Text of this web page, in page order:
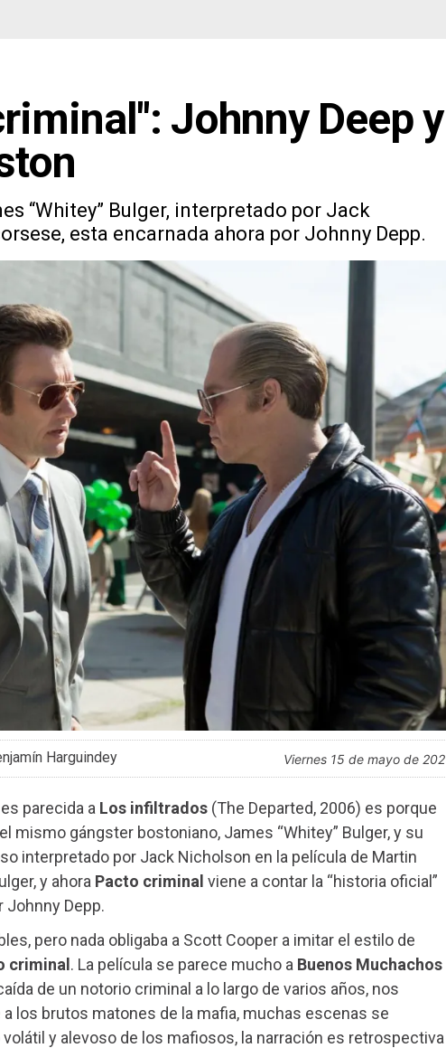
Johnny Deep y
“Whitey” Bulger, interpretado por Jack
esta encarnada ahora por Johnny Depp.
Harguindey viernes 15 de mayo de
parecida a Los infiltrados (The Departed, 2006) es porque
mismo gángster bostoniano, James “Whitey” Bulger, y su
interpretado por Jack Nicholson en la película de Martin
y ahora Pacto criminal viene a contar la “historia oficial”
Johnny Depp.
pero nada obligaba a Scott Cooper a imitar el estilo de
criminal. La película se parece mucho a Buenos Muchachos
de un notorio criminal a lo largo de varios años, nos
los brutos matones de la mafia, muchas escenas se
y alevoso de los mafiosos, la narración es retrospectiva